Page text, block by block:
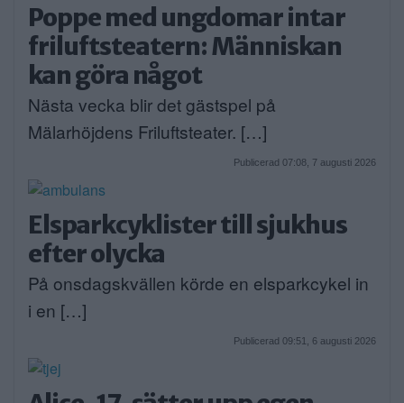
Poppe med ungdomar intar
friluftsteatern: Människan
kan göra något
Nästa vecka blir det gästspel på
Mälarhöjdens Friluftsteater. […]
Publicerad 07:08, 7 augusti 2026
Elsparkcyklister till sjukhus
efter olycka
På onsdagskvällen körde en elsparkcykel in
i en […]
Publicerad 09:51, 6 augusti 2026